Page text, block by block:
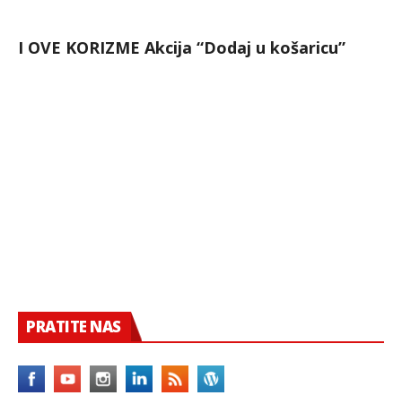
I OVE KORIZME Akcija “Dodaj u košaricu”
PRATITE NAS